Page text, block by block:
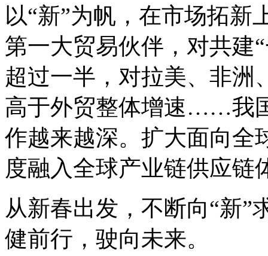
以“新”为帆，在市场拓新
第一大贸易伙伴，对共建
超过一半，对拉美、非洲
高于外贸整体增速……我
作越来越深。扩大面向全
度融入全球产业链供应链
从新春出发，不断向“新”
健前行，驶向未来。